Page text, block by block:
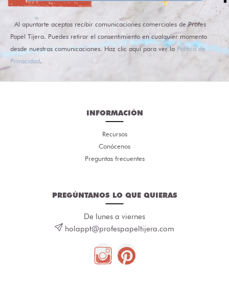
Al apuntarte aceptas recibir comunicaciones comerciales de Profes
Papel Tijera. Puedes retirar el consentimiento en cualquier momento
desde nuestras comunicaciones. Haz clic aquí para ver la Política de
Privacidad.
INFORMACIÓN
Recursos
Conócenos
Preguntas frecuentes
PREGÚNTANOS LO QUE QUIERAS
De lunes a viernes
holappt@profespapeltijera.com